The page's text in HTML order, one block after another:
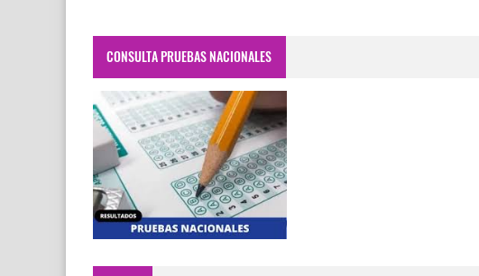
CONSULTA PRUEBAS NACIONALES